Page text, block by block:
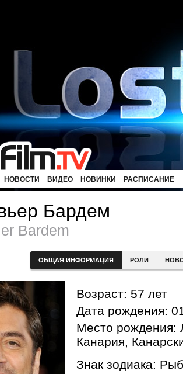
НОВОСТИ ВИДЕО НОВИНКИ РАСПИСАНИЕ
Бардем
Bardem
ОБЩАЯ ИНФОРМАЦИЯ РОЛИ
Возраст: 57 лет
Дата рождения:
Место рождения:
Канария,
Знак зодиака: